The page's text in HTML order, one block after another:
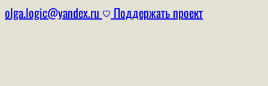
olga.logic@yandex.ru Поддержать проект